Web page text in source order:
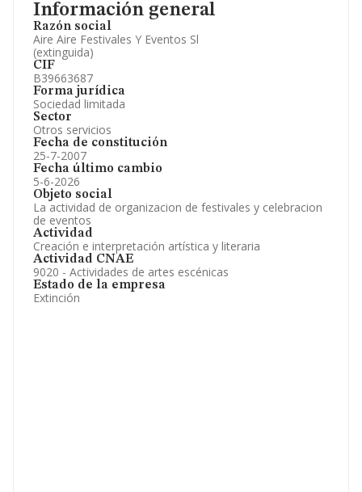
Información general
Razón social
Aire Aire Festivales Y Eventos Sl
(extinguida)
CIF
B39663687
Forma jurídica
Sociedad limitada
Sector
Otros servicios
Fecha de constitución
25-7-2007
Fecha último cambio
5-6-2026
Objeto social
La actividad de organizacion de festivales y celebracion
de eventos
Actividad
Creación e interpretación artística y literaria
Actividad CNAE
9020 - Actividades de artes escénicas
Estado de la empresa
Extinción
Artículos de prensa publicados sobre la empresa.
Información oficial y registral complementaria.